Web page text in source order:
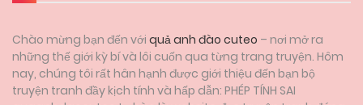
Chào mừng bạn đến với quả anh đào cuteo – nơi mở ra
những thế giới kỳ bí và lôi cuốn qua từng trang truyện. Hôm
nay, chúng tôi rất hân hạnh được giới thiệu đến bạn bộ
truyện tranh đầy kịch tính và hấp dẫn: PHÉP TÍNH SAI